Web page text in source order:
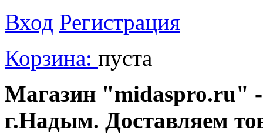
Вход Регистрация
Корзина: пуста
Магазин "midaspro.ru" -
г.Надым. Доставляем